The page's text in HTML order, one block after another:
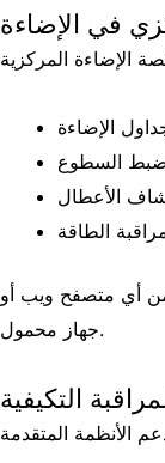
الإضاءة
السطوع
الأعطال
الطاقة
من أي متصفح ويب أو
جهاز محمول.